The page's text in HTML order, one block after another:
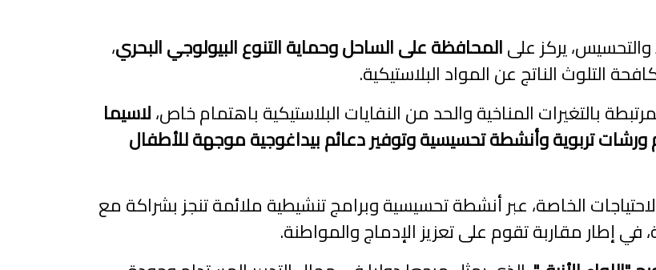
يركز علىالمحافظة على الساحل وحماية التنوع البيولوجي البحري،
التلوث الناتج عن المواد البلاستيكية.
لاسيما
تربوية وأنشطة تحسيسية وتوفير دعائم بيداغوجية موجهة للأطفال
الخاصة، عبر أنشطة تحسيسية وبرامج تنشيطية ملائمة تنجز بشراكة مع
إطار مقاربة تقوم على تعزيز الإدماج والمواطنة.